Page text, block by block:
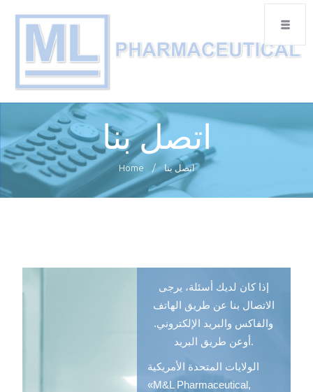
اتصل بنا
Home / اتصل بنا
إذا كان لديك أسئلة، يرجى
الاتصال بنا عن طريق الهاتف
والفاكس والبريد الإلكتروني.
أوعن طريق البريد.
الولايات المتحدة الأمريكية
«M&L Pharmaceutical,